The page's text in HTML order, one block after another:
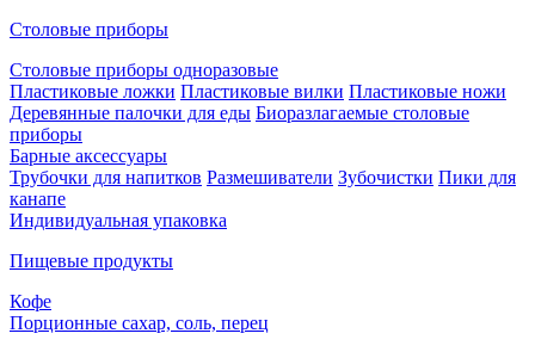
Столовые приборы
Столовые приборы одноразовые
Пластиковые ложки Пластиковые вилки Пластиковые ножи
Деревянные палочки для еды Биоразлагаемые столовые
приборы
Барные аксессуары
Трубочки для напитков Размешиватели Зубочистки Пики для
канапе
Индивидуальная упаковка
Пищевые продукты
Кофе
Порционные сахар, соль, перец